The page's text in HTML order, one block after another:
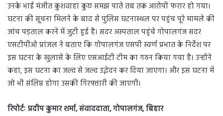
उनके भाई मंजीत कुशवाहा कुछ समझ पाते तब तक आरोपी फरार हो गया।
घटना की सूचना मिलने के बाद से पुलिस घटनास्थल पर पहुंच पूरे मामले की
जांच पड़ताल करने में जुटी हुई है। सदर अस्पताल पहुंचे गोपालगंज सदर
एसटीपीओ प्रांजल ने बताए कि गोपालगंज एसपी स्वर्ण प्रभात के निर्देश पर
इस घटना के खुलासे के लिए एसआईटी टीम का गठन किया गया है। उन्होंने
कहा, इस घटना का जल्द से जल्द उद्भेदन कर दिया जाएगा। और इस घटना में
जो भी संलिप्त होगा उसकी गिरफ्तारी की जाएगी।
रिपोर्टः प्रदीप कुमार शर्मा, संवाददाता, गोपालगंज, बिहार